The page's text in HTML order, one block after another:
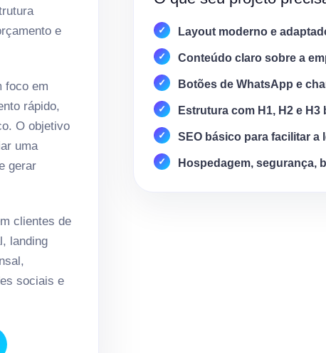
e
foco em
rápido,
O objetivo
uma
gerar
clientes de
landing
sociais e
Layout moderno e
Conteúdo claro sobre a
Botões de WhatsApp e
Estrutura com H1, H2 e H3
SEO básico para facilitar
Hospedagem, segurança,